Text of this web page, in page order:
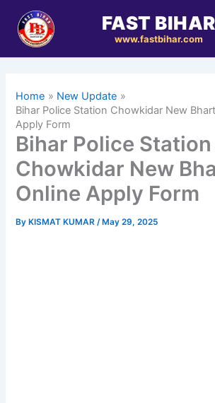
content
FAST BIHAR
www.fastbihar.com
Home
New Update
Bihar Police Station Chowkidar New
Apply Form
Bihar Police Station
Chowkidar New
Online Apply Form
By KISMAT KUMAR/ May 29, 2025